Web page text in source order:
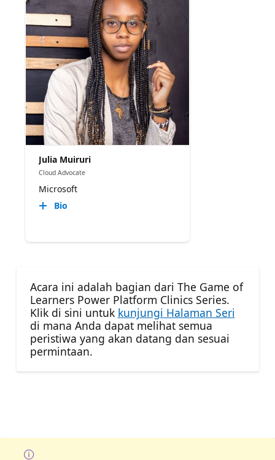
Julia Muiruri
Cloud Advocate
Microsoft
Bio
Acara ini adalah bagian dari The Game of
Learners Power Platform Clinics Series.
Klik di sini untuk kunjungi Halaman Seri
di mana Anda dapat melihat semua
peristiwa yang akan datang dan sesuai
permintaan.